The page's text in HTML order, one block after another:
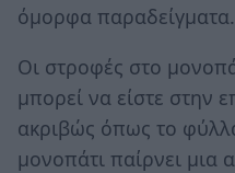
όμορφα παραδείγματα.
Οι στροφές στο
μπορεί να είστε στην
ακριβώς όπως το
μονοπάτι παίρνει μια